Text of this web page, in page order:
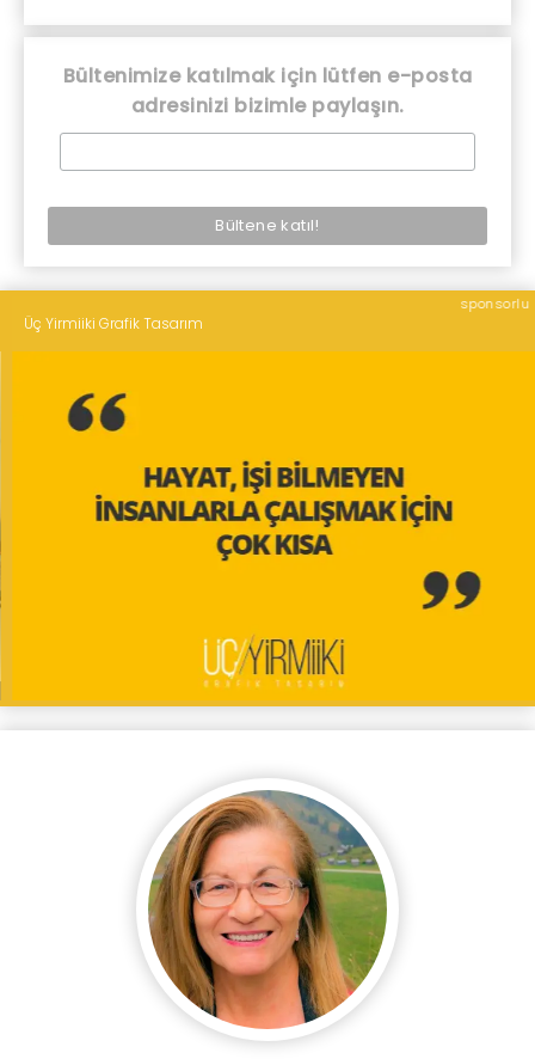
Bültenimize katılmak için lütfen e-posta
adresinizi bizimle paylaşın.
Üç Yirmiiki Grafik Tasarım
sponsorlu